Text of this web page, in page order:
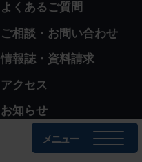
メニュー
よくあるご質問
ご相談・お問い合わせ
情報誌・資料請求
アクセス
お知らせ